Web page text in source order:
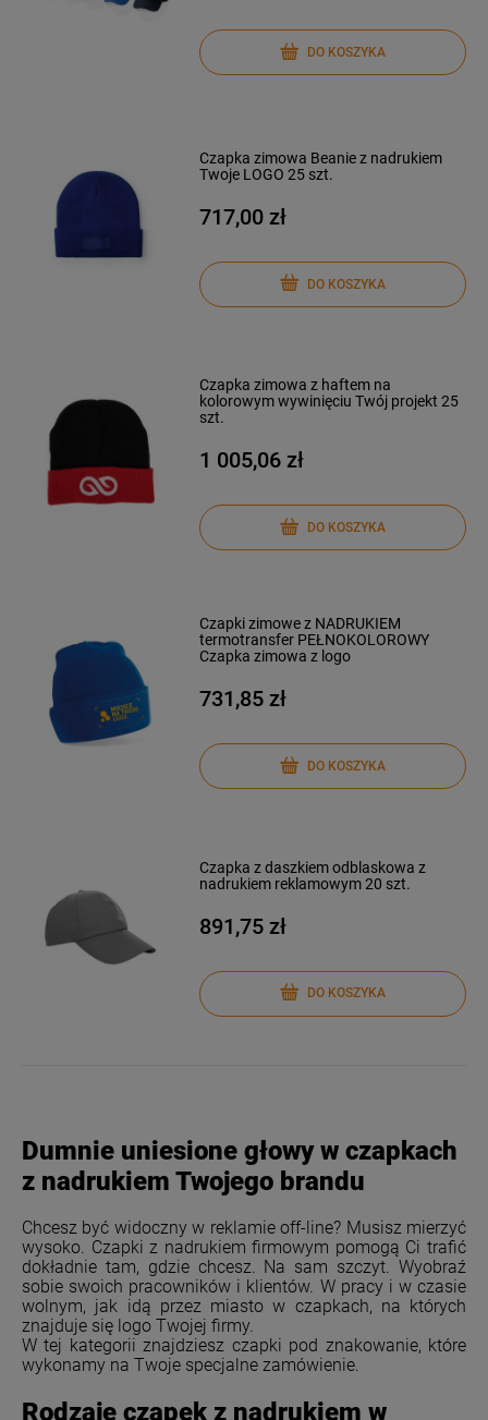
DO KOSZYKA
Czapka zimowa Beanie z nadrukiem
Twoje LOGO 25 szt.
717,00 zł
DO KOSZYKA
Czapka zimowa z haftem na
kolorowym wywinięciu Twój projekt 25
szt.
1 005,06 zł
DO KOSZYKA
Czapki zimowe z NADRUKIEM
termotransfer PEŁNOKOLOROWY
Czapka zimowa z logo
731,85 zł
DO KOSZYKA
Czapka z daszkiem odblaskowa z
nadrukiem reklamowym 20 szt.
891,75 zł
DO KOSZYKA
Dumnie uniesione głowy w czapkach
z nadrukiem Twojego brandu
Chcesz być widoczny w reklamie off-line? Musisz mierzyć
wysoko. Czapki z nadrukiem firmowym pomogą Ci trafić
dokładnie tam, gdzie chcesz. Na sam szczyt. Wyobraź
sobie swoich pracowników i klientów. W pracy i w czasie
wolnym, jak idą przez miasto w czapkach, na których
znajduje się logo Twojej firmy.
W tej kategorii znajdziesz czapki pod znakowanie, które
wykonamy na Twoje specjalne zamówienie.
Rodzaje czapek z nadrukiem w